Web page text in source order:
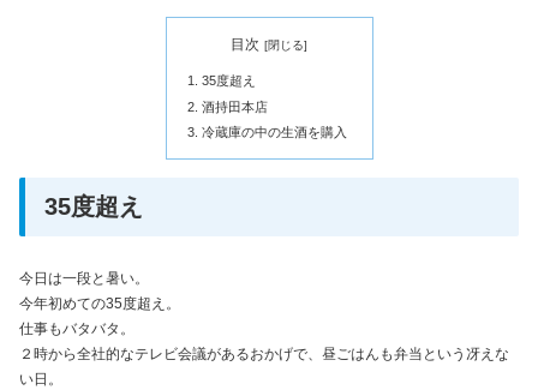
目次
35度超え
酒持田本店
冷蔵庫の中の生酒を購入
35度超え
今日は一段と暑い。
今年初めての35度超え。
仕事もバタバタ。
２時から全社的なテレビ会議があるおかげで、昼ごはんも弁当という冴えな
い日。